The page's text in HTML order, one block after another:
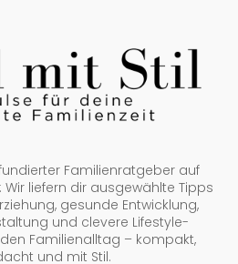
Familienratgeber auf
liefern dir ausgewählte Tipps
gesunde Entwicklung,
und clevere Lifestyle-
Familienalltag – kompakt,
und mit Stil.